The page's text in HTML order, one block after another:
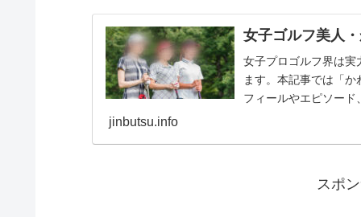
女子ゴルフ美人
女子プロゴルフ界は実
ます。本記事では「
フィールやエピソー
jinbutsu.info
スポ